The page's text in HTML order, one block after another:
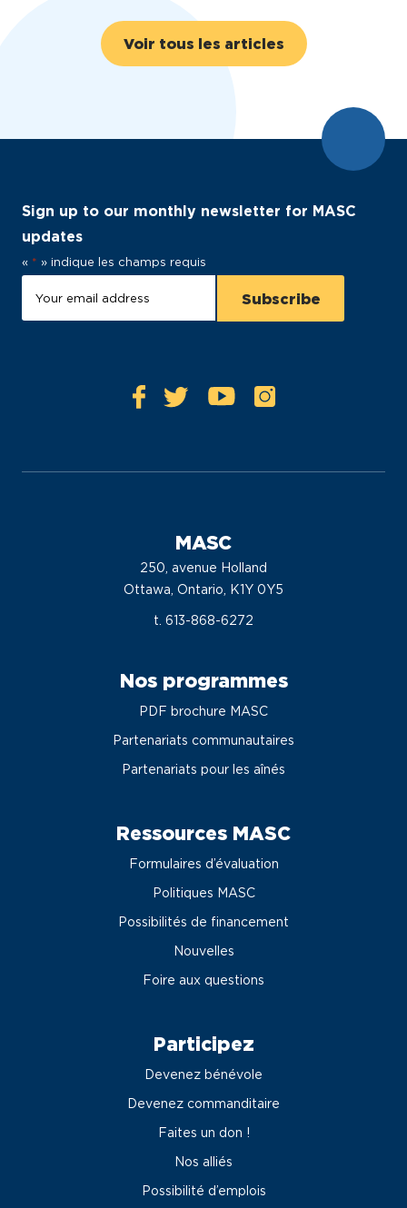
Voir tous les articles
Sign up to our monthly newsletter for MASC
updates
« * » indique les champs requis
MASC
250, avenue Holland
Ottawa, Ontario, K1Y 0Y5
t. 613-868-6272
Nos programmes
PDF brochure MASC
Partenariats communautaires
Partenariats pour les aînés
Ressources MASC
Formulaires d’évaluation
Politiques MASC
Possibilités de financement
Nouvelles
Foire aux questions
Participez
Devenez bénévole
Devenez commanditaire
Faites un don !
Nos alliés
Possibilité d’emplois